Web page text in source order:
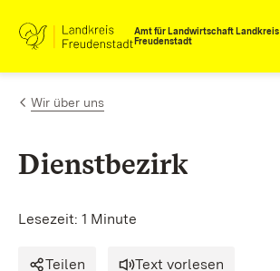
Zum Inhalt springenAmt für Landwirtschaft Landkreis
Freudenstadt
Wir über uns
Dienstbezirk
Lesezeit: 1 Minute
Teilen Text vorlesen